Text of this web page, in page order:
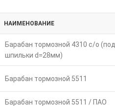
НАИМЕНОВАНИЕ
Барабан тормозной 4310 с/о (под
шпильки d=28мм)
Барабан тормозной 5511
Барабан тормозной 5511 / ПАО